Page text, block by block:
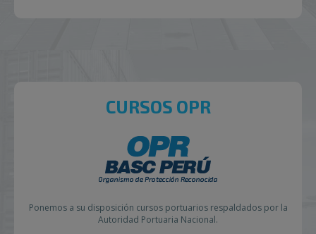
CURSOS OPR
Ponemos a su disposición cursos portuarios respaldados por la
Autoridad Portuaria Nacional.